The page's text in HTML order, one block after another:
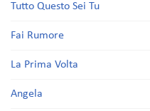
Tutto Questo Sei Tu
Fai Rumore
La Prima Volta
Angela